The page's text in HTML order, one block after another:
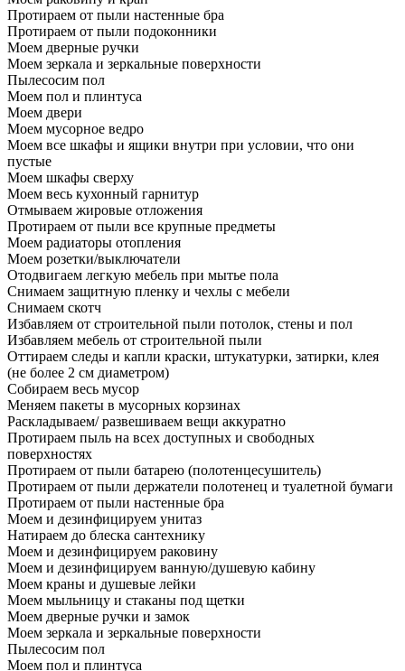
Протираем от пыли настенные бра
Протираем от пыли подоконники
Моем дверные ручки
Моем зеркала и зеркальные поверхности
Пылесосим пол
Моем пол и плинтуса
Моем двери
Моем мусорное ведро
Моем все шкафы и ящики внутри при условии, что они
пустые
Моем шкафы сверху
Моем весь кухонный гарнитур
Отмываем жировые отложения
Протираем от пыли все крупные предметы
Моем радиаторы отопления
Моем розетки/выключатели
Отодвигаем легкую мебель при мытье пола
Снимаем защитную пленку и чехлы с мебели
Снимаем скотч
Избавляем от строительной пыли потолок, стены и пол
Избавляем мебель от строительной пыли
Оттираем следы и капли краски, штукатурки, затирки, клея
(не более 2 см диаметром)
Собираем весь мусор
Меняем пакеты в мусорных корзинах
Раскладываем/ развешиваем вещи аккуратно
Протираем пыль на всех доступных и свободных
поверхностях
Протираем от пыли батарею (полотенцесушитель)
Протираем от пыли держатели полотенец и туалетной бумаги
Протираем от пыли настенные бра
Моем и дезинфицируем унитаз
Натираем до блеска сантехнику
Моем и дезинфицируем раковину
Моем и дезинфицируем ванную/душевую кабину
Моем краны и душевые лейки
Моем мыльницу и стаканы под щетки
Моем дверные ручки и замок
Моем зеркала и зеркальные поверхности
Пылесосим пол
Моем пол и плинтуса